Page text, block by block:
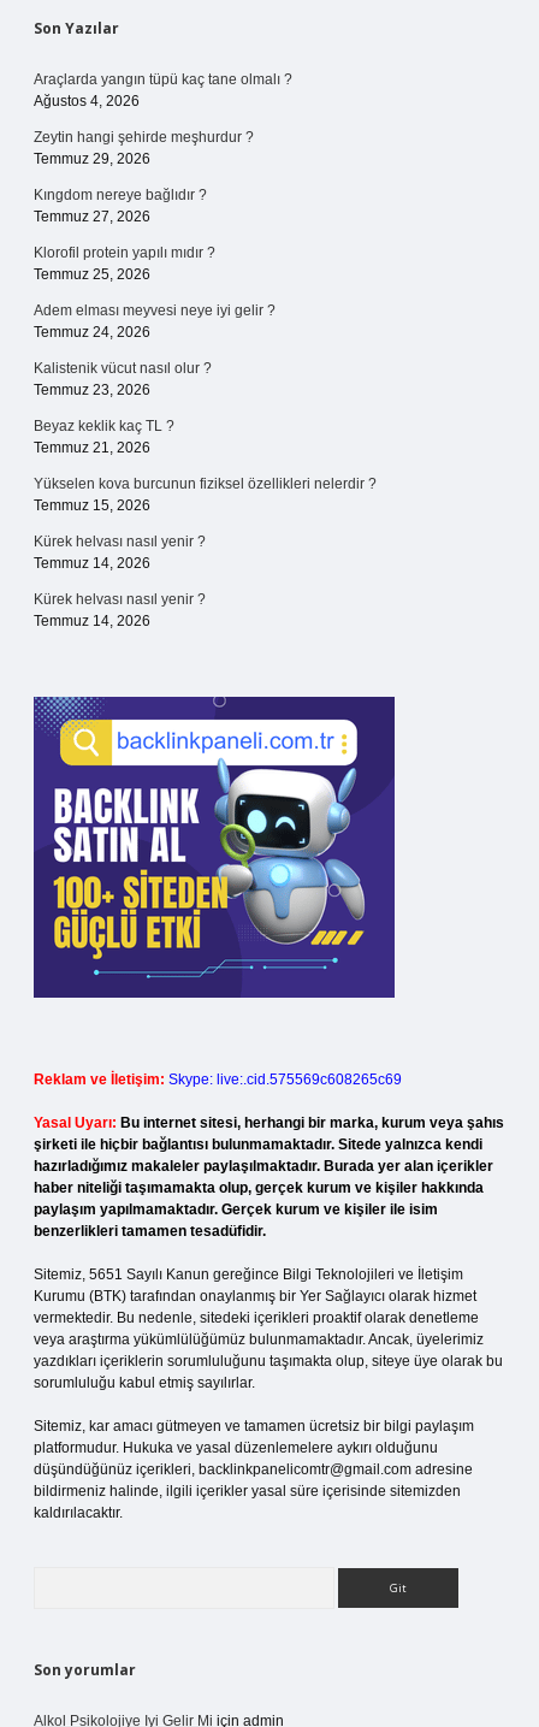
Sidebar
Son Yazılar
Araçlarda yangın tüpü kaç tane olmalı ?
Ağustos 4, 2026
Zeytin hangi şehirde meşhurdur ?
Temmuz 29, 2026
Kıngdom nereye bağlıdır ?
Temmuz 27, 2026
Klorofil protein yapılı mıdır ?
Temmuz 25, 2026
Adem elması meyvesi neye iyi gelir ?
Temmuz 24, 2026
Kalistenik vücut nasıl olur ?
Temmuz 23, 2026
Beyaz keklik kaç TL ?
Temmuz 21, 2026
Yükselen kova burcunun fiziksel özellikleri nelerdir ?
Temmuz 15, 2026
Kürek helvası nasıl yenir ?
Temmuz 14, 2026
Kürek helvası nasıl yenir ?
Temmuz 14, 2026
Reklam ve İletişim: Skype: live:.cid.575569c608265c69
Yasal Uyarı: Bu internet sitesi, herhangi bir marka, kurum veya şahıs
şirketi ile hiçbir bağlantısı bulunmamaktadır. Sitede yalnızca kendi
hazırladığımız makaleler paylaşılmaktadır. Burada yer alan içerikler
haber niteliği taşımamakta olup, gerçek kurum ve kişiler hakkında
paylaşım yapılmamaktadır. Gerçek kurum ve kişiler ile isim
benzerlikleri tamamen tesadüfidir.
Sitemiz, 5651 Sayılı Kanun gereğince Bilgi Teknolojileri ve İletişim
Kurumu (BTK) tarafından onaylanmış bir Yer Sağlayıcı olarak hizmet
vermektedir. Bu nedenle, sitedeki içerikleri proaktif olarak denetleme
veya araştırma yükümlülüğümüz bulunmamaktadır. Ancak, üyelerimiz
yazdıkları içeriklerin sorumluluğunu taşımakta olup, siteye üye olarak bu
sorumluluğu kabul etmiş sayılırlar.
Sitemiz, kar amacı gütmeyen ve tamamen ücretsiz bir bilgi paylaşım
platformudur. Hukuka ve yasal düzenlemelere aykırı olduğunu
düşündüğünüz içerikleri, backlinkpanelicomtr@gmail.com adresine
bildirmeniz halinde, ilgili içerikler yasal süre içerisinde sitemizden
kaldırılacaktır.
Son yorumlar
Alkol Psikolojiye Iyi Gelir Mi için admin